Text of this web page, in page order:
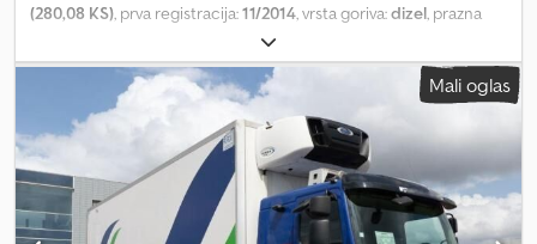
(280,08 KS) , prva registracija:11/2014 , vrsta goriva:dizel , prazna
, maksimalna nosivost:
težina:11.990 kg, međuosovinsko rastojanje:4.815 mm, gorivo:
žuta , kabina vozača: ostalo automatski,
emisioni razred:
, suspencija: ostalo
dužina:
, dužina tovarnog prostora:7.050 mm
, širina
utovarnog prostora:2.400 mm , visina tovarnog prostora:
2.100
mm, Godina proizvodnje: 2014 , građevinska visina:3.350 mm,
Oprema:ABS, elektronski program stabilnosti (ESP), hidraulični
zadnji podizač, vučna spojnica prikolice , Tražite pouzdan
Mali oglas